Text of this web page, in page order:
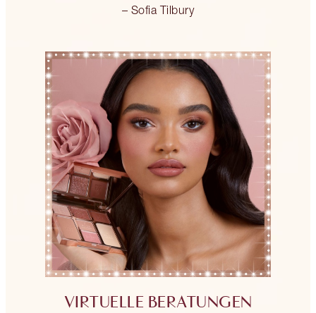
– Sofia Tilbury
VIRTUELLE BERATUNGEN